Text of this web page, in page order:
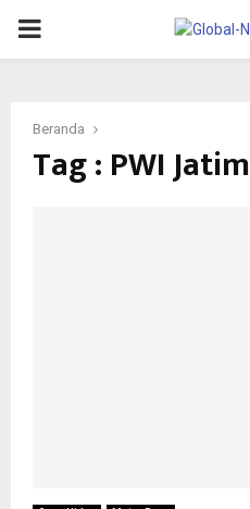
PRIMARY
Beranda
Tag : PWI Jatim